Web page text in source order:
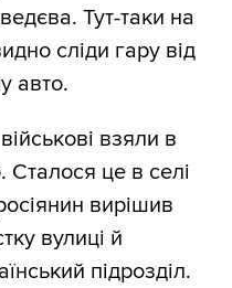
Тут-таки на
сліди гару від
авто.
взяли в
це в селі
вирішив
вулиці й
підрозділ.